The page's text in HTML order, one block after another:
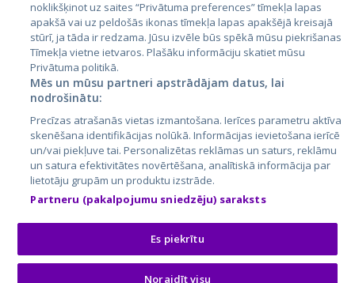
City24.lv
City24.ee
GetaPro.lv
GetaPro.ee
Skelbiu.lt
Autoplius.lt
Aruodas.lt
CVbankas.lt
Kainos.lt
Paslaugos.lt
auto24.ee
Osta.ee
KuldneBörs.ee
noklikšķinot uz saites “Privātuma preferences” tīmekļa lapas
apakšā vai uz peldošās ikonas tīmekļa lapas apakšējā kreisajā
stūrī, ja tāda ir redzama. Jūsu izvēle būs spēkā mūsu piekrišanas
Tīmekļa vietne ietvaros. Plašāku informāciju skatiet mūsu
Privātuma politikā.
Mēs un mūsu partneri apstrādājam datus, lai
nodrošinātu:
Precīzas atrašanās vietas izmantošana. Ierīces parametru aktīva
skenēšana identifikācijas nolūkā. Informācijas ievietošana ierīcē
un/vai piekļuve tai. Personalizētas reklāmas un saturs, reklāmu
un satura efektivitātes novērtēšana, analītiskā informācija par
lietotāju grupām un produktu izstrāde.
Partneru (pakalpojumu sniedzēju) saraksts
Es piekrītu
Noraidīt visu